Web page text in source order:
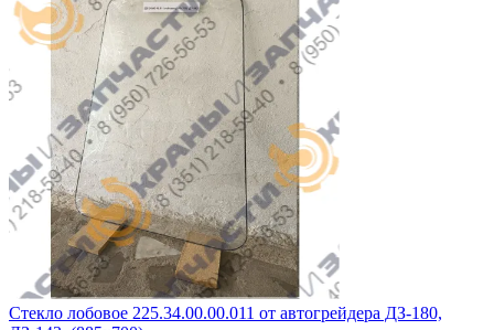
Стекло лобовое 225.34.00.00.011 от автогрейдера ДЗ-180,